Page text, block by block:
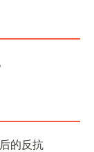
的反抗